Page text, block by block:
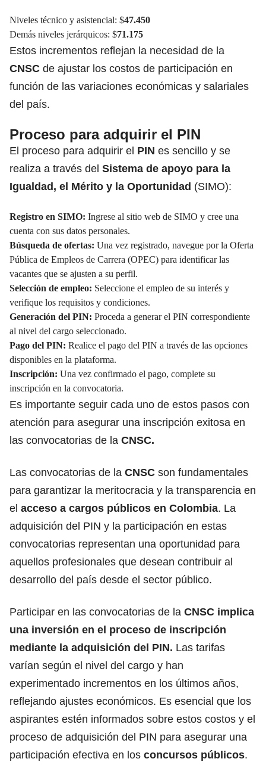
Niveles técnico y asistencial: $47.450
Demás niveles jerárquicos: $71.175
Estos incrementos reflejan la necesidad de la
CNSC de ajustar los costos de participación en
función de las variaciones económicas y salariales
del país.
Proceso para adquirir el PIN
El proceso para adquirir el PIN es sencillo y se
realiza a través del Sistema de apoyo para la
Igualdad, el Mérito y la Oportunidad (SIMO):
Registro en SIMO: Ingrese al sitio web de SIMO y cree una
cuenta con sus datos personales.
Búsqueda de ofertas: Una vez registrado, navegue por la Oferta
Pública de Empleos de Carrera (OPEC) para identificar las
vacantes que se ajusten a su perfil.
Selección de empleo: Seleccione el empleo de su interés y
verifique los requisitos y condiciones.
Generación del PIN: Proceda a generar el PIN correspondiente
al nivel del cargo seleccionado.
Pago del PIN: Realice el pago del PIN a través de las opciones
disponibles en la plataforma.
Inscripción: Una vez confirmado el pago, complete su
inscripción en la convocatoria.
Es importante seguir cada uno de estos pasos con
atención para asegurar una inscripción exitosa en
las convocatorias de la CNSC.
Las convocatorias de la CNSC son fundamentales
para garantizar la meritocracia y la transparencia en
el acceso a cargos públicos en Colombia. La
adquisición del PIN y la participación en estas
convocatorias representan una oportunidad para
aquellos profesionales que desean contribuir al
desarrollo del país desde el sector público.
Participar en las convocatorias de la CNSC implica
una inversión en el proceso de inscripción
mediante la adquisición del PIN. Las tarifas
varían según el nivel del cargo y han
experimentado incrementos en los últimos años,
reflejando ajustes económicos. Es esencial que los
aspirantes estén informados sobre estos costos y el
proceso de adquisición del PIN para asegurar una
participación efectiva en los concursos públicos.